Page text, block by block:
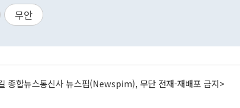
무안
종합뉴스통신사 뉴스핌(Newspim), 무단 전재-재배포 금지>